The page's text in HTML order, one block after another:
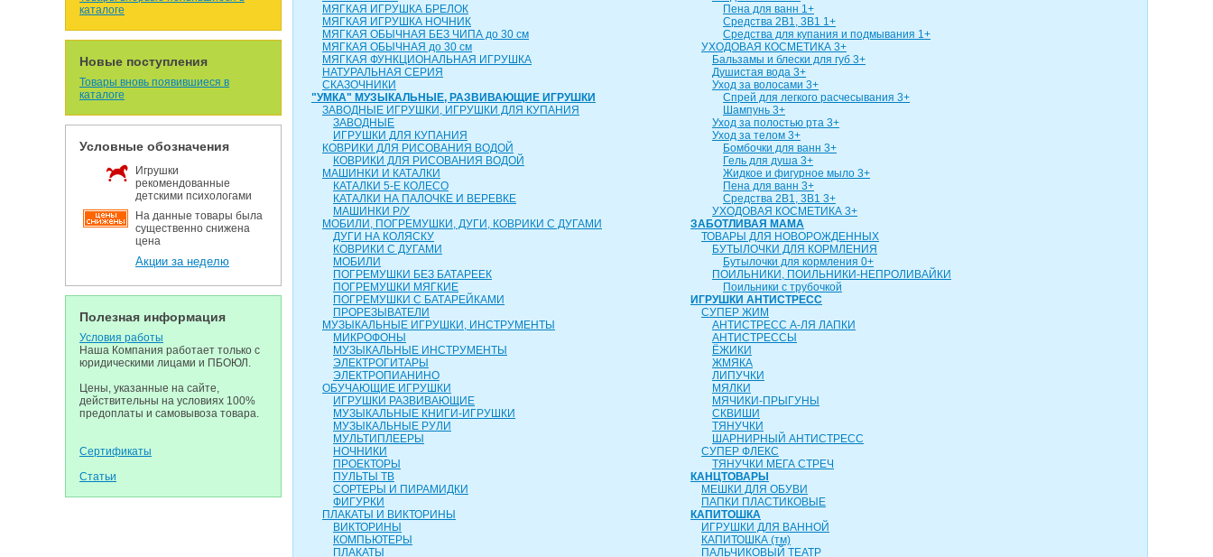
каталоге
Новые поступления
Товары вновь появившиеся в
каталоге
Условные обозначения
Игрушки
рекомендованные
детскими психологами
На данные товары была
существенно снижена
цена
Акции за неделю
Полезная информация
Условия работы
Наша Компания работает только с
юридическими лицами и ПБОЮЛ.
Цены, указанные на сайте,
действительны на условиях 100%
предоплаты и самовывоза товара.
Сертификаты
Статьи
МЯГКАЯ ИГРУШКА БРЕЛОК
МЯГКАЯ ИГРУШКА НОЧНИК
МЯГКАЯ ОБЫЧНАЯ БЕЗ ЧИПА до 30 см
МЯГКАЯ ОБЫЧНАЯ до 30 см
МЯГКАЯ ФУНКЦИОНАЛЬНАЯ ИГРУШКА
НАТУРАЛЬНАЯ СЕРИЯ
СКАЗОЧНИКИ
"УМКА" МУЗЫКАЛЬНЫЕ, РАЗВИВАЮЩИЕ ИГРУШКИ
ЗАВОДНЫЕ ИГРУШКИ, ИГРУШКИ ДЛЯ КУПАНИЯ
ЗАВОДНЫЕ
ИГРУШКИ ДЛЯ КУПАНИЯ
КОВРИКИ ДЛЯ РИСОВАНИЯ ВОДОЙ
КОВРИКИ ДЛЯ РИСОВАНИЯ ВОДОЙ
МАШИНКИ И КАТАЛКИ
КАТАЛКИ 5-Е КОЛЕСО
КАТАЛКИ НА ПАЛОЧКЕ И ВЕРЕВКЕ
МАШИНКИ Р/У
МОБИЛИ, ПОГРЕМУШКИ, ДУГИ, КОВРИКИ С ДУГАМИ
ДУГИ НА КОЛЯСКУ
КОВРИКИ С ДУГАМИ
МОБИЛИ
ПОГРЕМУШКИ БЕЗ БАТАРЕЕК
ПОГРЕМУШКИ МЯГКИЕ
ПОГРЕМУШКИ С БАТАРЕЙКАМИ
ПРОРЕЗЫВАТЕЛИ
МУЗЫКАЛЬНЫЕ ИГРУШКИ, ИНСТРУМЕНТЫ
МИКРОФОНЫ
МУЗЫКАЛЬНЫЕ ИНСТРУМЕНТЫ
ЭЛЕКТРОГИТАРЫ
ЭЛЕКТРОПИАНИНО
ОБУЧАЮЩИЕ ИГРУШКИ
ИГРУШКИ РАЗВИВАЮЩИЕ
МУЗЫКАЛЬНЫЕ КНИГИ-ИГРУШКИ
МУЗЫКАЛЬНЫЕ РУЛИ
МУЛЬТИПЛЕЕРЫ
НОЧНИКИ
ПРОЕКТОРЫ
ПУЛЬТЫ ТВ
СОРТЕРЫ И ПИРАМИДКИ
ФИГУРКИ
ПЛАКАТЫ И ВИКТОРИНЫ
ВИКТОРИНЫ
КОМПЬЮТЕРЫ
ПЛАКАТЫ
Пена для ванн 1+
Средства 2В1, 3В1 1+
Средства для купания и подмывания 1+
УХОДОВАЯ КОСМЕТИКА 3+
Бальзамы и блески для губ 3+
Душистая вода 3+
Уход за волосами 3+
Спрей для легкого расчесывания 3+
Шампунь 3+
Уход за полостью рта 3+
Уход за телом 3+
Бомбочки для ванн 3+
Гель для душа 3+
Жидкое и фигурное мыло 3+
Пена для ванн 3+
Средства 2В1, 3В1 3+
УХОДОВАЯ КОСМЕТИКА 3+
ЗАБОТЛИВАЯ МАМА
ТОВАРЫ ДЛЯ НОВОРОЖДЕННЫХ
БУТЫЛОЧКИ ДЛЯ КОРМЛЕНИЯ
Бутылочки для кормления 0+
ПОИЛЬНИКИ, ПОИЛЬНИКИ-НЕПРОЛИВАЙКИ
Поильники с трубочкой
ИГРУШКИ АНТИСТРЕСС
СУПЕР ЖИМ
АНТИСТРЕСС А-ЛЯ ЛАПКИ
АНТИСТРЕССЫ
ЁЖИКИ
ЖМЯКА
ЛИПУЧКИ
МЯЛКИ
МЯЧИКИ-ПРЫГУНЫ
СКВИШИ
ТЯНУЧКИ
ШАРНИРНЫЙ АНТИСТРЕСС
СУПЕР ФЛЕКС
ТЯНУЧКИ МЕГА СТРЕЧ
КАНЦТОВАРЫ
МЕШКИ ДЛЯ ОБУВИ
ПАПКИ ПЛАСТИКОВЫЕ
КАПИТОШКА
ИГРУШКИ ДЛЯ ВАННОЙ
КАПИТОШКА (тм)
ПАЛЬЧИКОВЫЙ ТЕАТР